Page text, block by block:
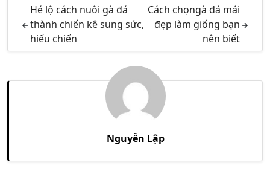
Hé lộ cách nuôi gà đá
thành chiến kê sung sức,
hiếu chiến
Cách chọngà đá mái
đẹp làm giống bạn
nên biết
Nguyễn Lập